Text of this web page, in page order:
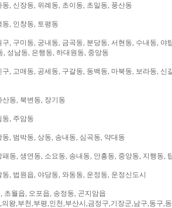
, 신장동, 위례동, 초이동, 초일동, 풍산동
, 인창동, 토평동
, 구미동, 궁내동, 금곡동, 분당동, 서현동, 수내동,
, 성남동, 은행동, 하대원동, 중앙동
, 고매동, 공세동, 구갈동, 동백동, 마북동, 보라동,
동, 북변동, 장기동
, 주암동
, 범박동, 상동, 송내동, 심곡동, 약대동
동, 생연동, 소요동, 송내동, 안흥동, 중앙동, 지행동,
, 법원읍, 야당동, 와동동, 운정동, 운정신도시
초월읍, 오포읍, 송정동, 곤지암읍
왕,부천,부평,인천,부산시,금정구,기장군,남구,동구,